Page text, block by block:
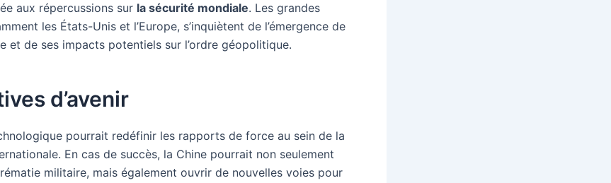
aux répercussions sur la sécurité mondiale. Les grandes
les États-Unis et l’Europe, s’inquiètent de l’émergence de
et de ses impacts potentiels sur l’ordre géopolitique.
d’avenir
pourrait redéfinir les rapports de force au sein de la
En cas de succès, la Chine pourrait non seulement
militaire, mais également ouvrir de nouvelles voies pour